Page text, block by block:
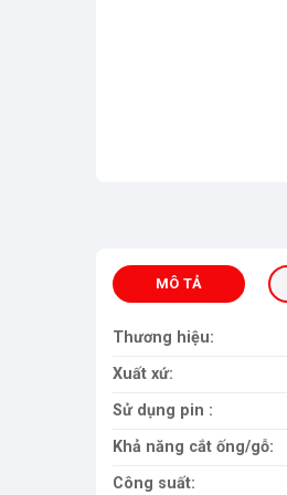
MÔ TẢ
Thương hiệu:
Xuất xứ:
Sử dụng pin :
Khả năng cắt ống/gỗ:
Công suất: